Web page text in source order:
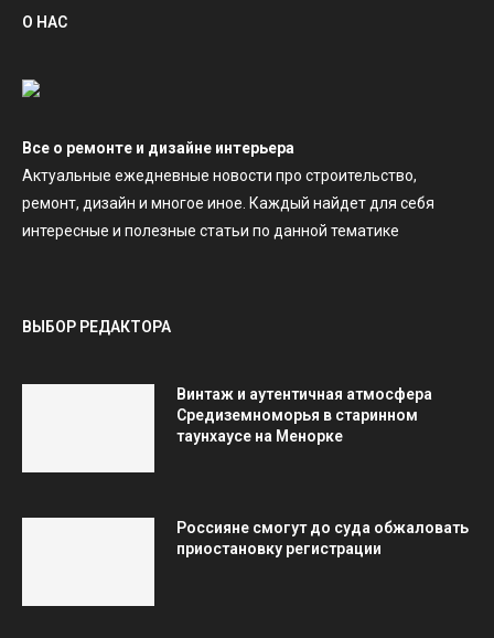
О НАС
Все о ремонте и дизайне интерьера
Актуальные ежедневные новости про строительство,
ремонт, дизайн и многое иное. Каждый найдет для себя
интересные и полезные статьи по данной тематике
ВЫБОР РЕДАКТОРА
Винтаж и аутентичная атмосфера
Средиземноморья в старинном
таунхаусе на Менорке
Россияне смогут до суда обжаловать
приостановку регистрации